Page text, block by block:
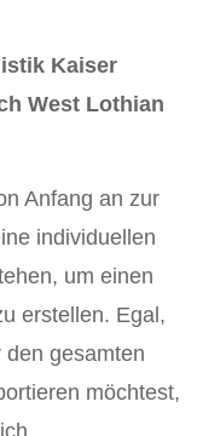
Kaiser
West Lothian
Anfang an zur
individuellen
um einen
erstellen. Egal,
gesamten
möchtest,